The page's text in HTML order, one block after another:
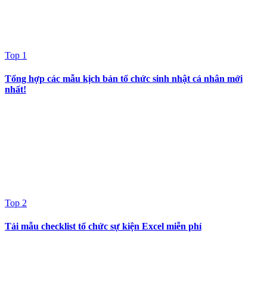
Top 1
Tổng hợp các mẫu kịch bản tổ chức sinh nhật cá nhân mới
nhất!
Top 2
Tải mẫu checklist tổ chức sự kiện Excel miễn phí